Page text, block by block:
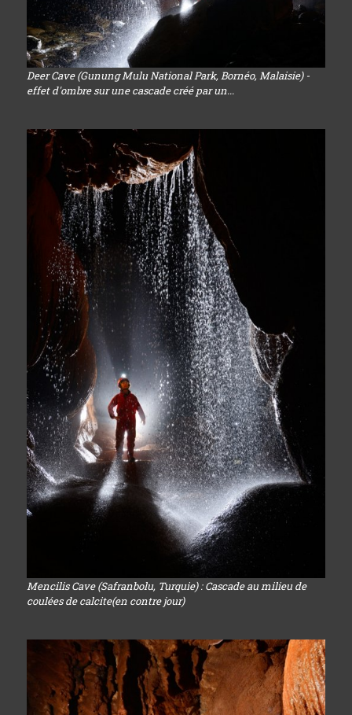
Deer Cave (Gunung Mulu National Park, Bornéo, Malaisie) -
effet d'ombre sur une cascade créé par un...
Mencilis Cave (Safranbolu, Turquie) : Cascade au milieu de
coulées de calcite(en contre jour)